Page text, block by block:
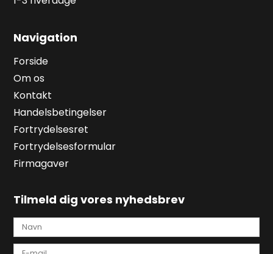
Navigation
Forside
Om os
Kontakt
Handelsbetingelser
Fortrydelsesret
Fortrydelsesformular
Firmagaver
Tilmeld dig vores nyhedsbrev